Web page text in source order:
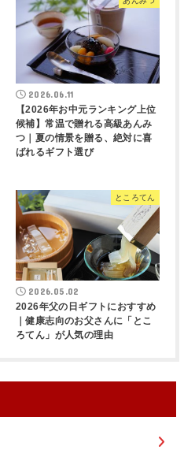
2026.06.11
【2026年お中元ランキング上位
候補】常温で贈れる高級あんみ
つ｜夏の情景を贈る、絶対に喜
ばれるギフト選び
ところてん
2026.05.02
2026年父の日ギフトにおすすめ
｜健康志向のお父さんに「とこ
ろてん」が人気の理由